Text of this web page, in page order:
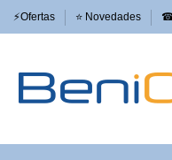
⚡​Ofertas ⭐​ Novedades ☎